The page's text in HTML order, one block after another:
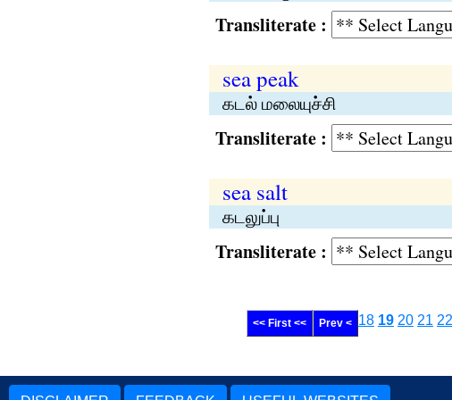
Transliterate :
sea peak
கடல் மலையுச்சி
Transliterate :
sea salt
கடலுப்பு
Transliterate :
<< First << Prev < 18 19 20 21 22